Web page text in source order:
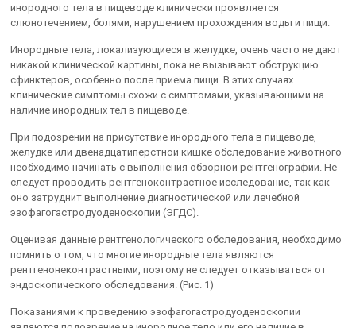
инородного тела в пищеводе клинически проявляется
слюнотечением, болями, нарушением прохождения воды и пищи.
Инородные тела, локализующиеся в желудке, очень часто не дают
никакой клинической картины, пока не вызывают обструкцию
сфинктеров, особенно после приема пищи. В этих случаях
клинические симптомы схожи с симптомами, указывающими на
наличие инородных тел в пищеводе.
При подозрении на присутствие инородного тела в пищеводе,
желудке или двенадцатиперстной кишке обследование животного
необходимо начинать с выполнения обзорной рентгенографии. Не
следует проводить рентгеноконтрастное исследование, так как
оно затруднит выполнение диагностической или лечебной
эзофагогастродуоденоскопии (ЭГДС).
Оценивая данные рентгенологического обследования, необходимо
помнить о том, что многие инородные тела являются
рентгенонеконтрастными, поэтому не следует отказываться от
эндоскопического обследования. (Рис. 1)
Показаниями к проведению эзофагогастродуоденоскопии